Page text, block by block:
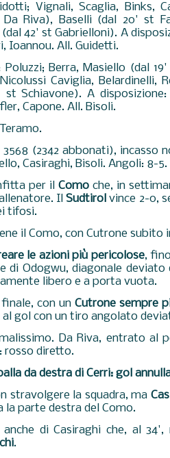
Vignali, Scaglia, Binks,
Riva), Baselli (dal 20' st
42' st Gabrielloni). A
Ioannou. All. Guidetti.
Poluzzi; Berra, Masiello (dal
Caviglia, Belardinelli,
Schiavone). A
Capone. All. Bisoli.
(2342 abbonati), incasso
Casiraghi, Bisoli. Angoli: 8-5.
per il Como che, in
IlSudtirol vince 2-0,
tifosi.
il Como, con Cutrone subito
le azioni più pericolose,
di Odogwu, diagonale deviato
libero e a porta vuota.
con un Cutrone sempre
gol con un tiro angolato
Da Riva, entrato al
rosso diretto.
da destra di Cerri: gol
stravolgere la squadra, ma
parte destra del Como.
di Casiraghi che, al
.